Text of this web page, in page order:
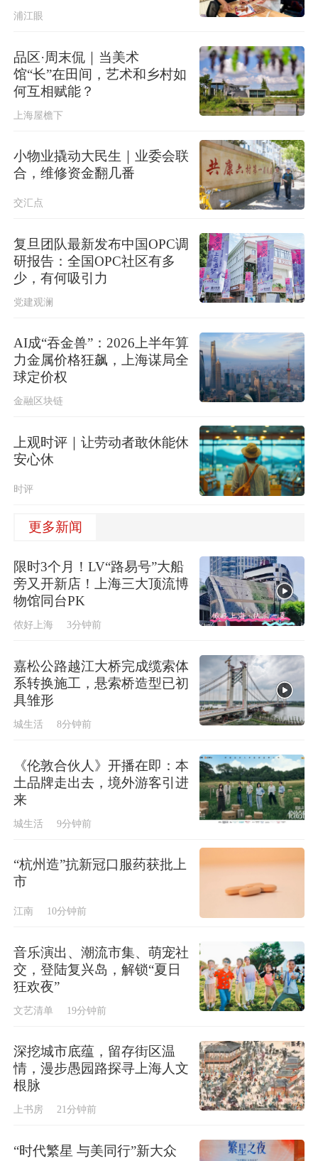
浦江眼
品区·周末侃｜当美术
馆“长”在田间，艺术和乡村如
何互相赋能？
上海屋檐下
小物业撬动大民生｜业委会联
合，维修资金翻几番
交汇点
复旦团队最新发布中国OPC调
研报告：全国OPC社区有多
少，有何吸引力
党建观澜
AI成“吞金兽”：2026上半年算
力金属价格狂飙，上海谋局全
球定价权
金融区块链
上观时评｜让劳动者敢休能休
安心休
时评
更多新闻
限时3个月！LV“路易号”大船
旁又开新店！上海三大顶流博
物馆同台PK
侬好上海 3分钟前
嘉松公路越江大桥完成缆索体
系转换施工，悬索桥造型已初
具雏形
城生活 8分钟前
《伦敦合伙人》开播在即：本
土品牌走出去，境外游客引进
来
城生活 9分钟前
“杭州造”抗新冠口服药获批上
市
江南 10分钟前
音乐演出、潮流市集、萌宠社
交，登陆复兴岛，解锁“夏日
狂欢夜”
文艺清单 19分钟前
深挖城市底蕴，留存街区温
情，漫步愚园路探寻上海人文
根脉
上书房 21分钟前
“时代繁星 与美同行”新大众